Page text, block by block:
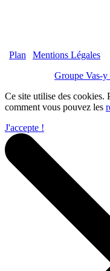
Plan
Mentions Légales
Groupe Vas-y
Ce site utilise des cookies.
comment vous pouvez les
J'accepte !